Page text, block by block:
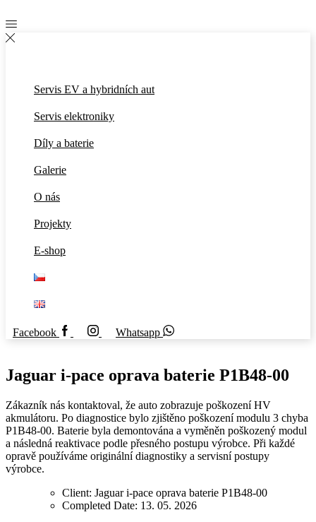
Servis EV a hybridních aut
Servis elektroniky
Díly a baterie
Galerie
O nás
Projekty
E-shop
Facebook Whatsapp
Jaguar i-pace oprava baterie P1B48-00
Zákazník nás kontaktoval, že auto zobrazuje poškození HV
akmulátoru. Po diagnostice bylo zjištěno poškození modulu 3 chyba
P1B48-00. Baterie byla demontována a vyměněn poškozený modul
a následná reaktivace podle přesného postupu výrobce. Při každé
opravě používáme originální diagnostiky a servisní postupy
výrobce.
Client: Jaguar i-pace oprava baterie P1B48-00
Completed Date: 13. 05. 2026